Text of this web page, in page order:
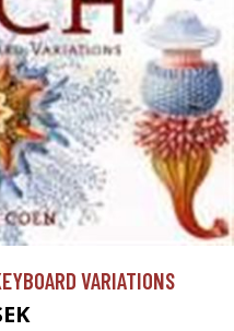
VARIATIONS